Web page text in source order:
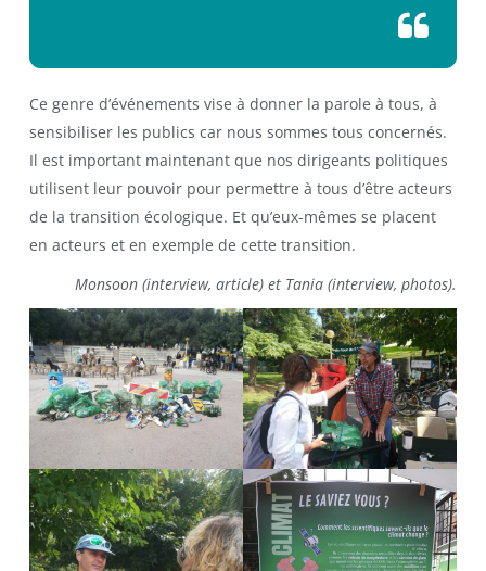
Ce genre d’événements vise à donner la parole à tous, à
sensibiliser les publics car nous sommes tous concernés.
Il est important maintenant que nos dirigeants politiques
utilisent leur pouvoir pour permettre à tous d’être acteurs
de la transition écologique. Et qu’eux-mêmes se placent
en acteurs et en exemple de cette transition.
Monsoon (interview, article) et Tania (interview, photos).